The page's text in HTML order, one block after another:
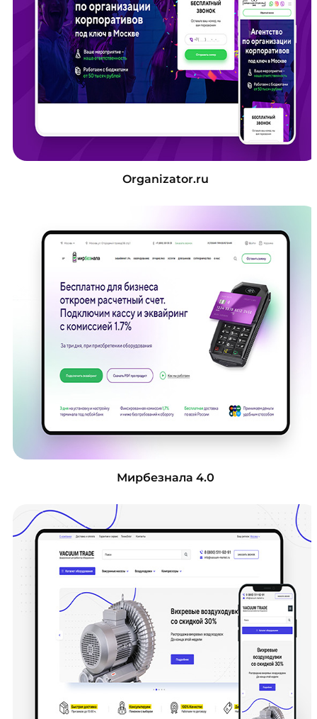
Organizator.ru
Мирбезнала 4.0